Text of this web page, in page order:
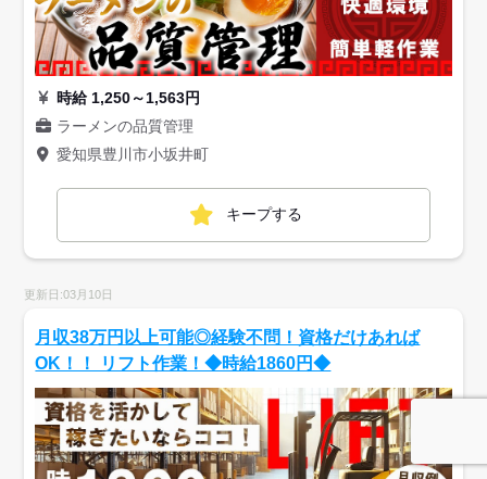
時給 1,250～1,563円
ラーメンの品質管理
愛知県豊川市小坂井町
キープする
更新日:03月10日
月収38万円以上可能◎経験不問！資格だけあれば
OK！！ リフト作業！◆時給1860円◆